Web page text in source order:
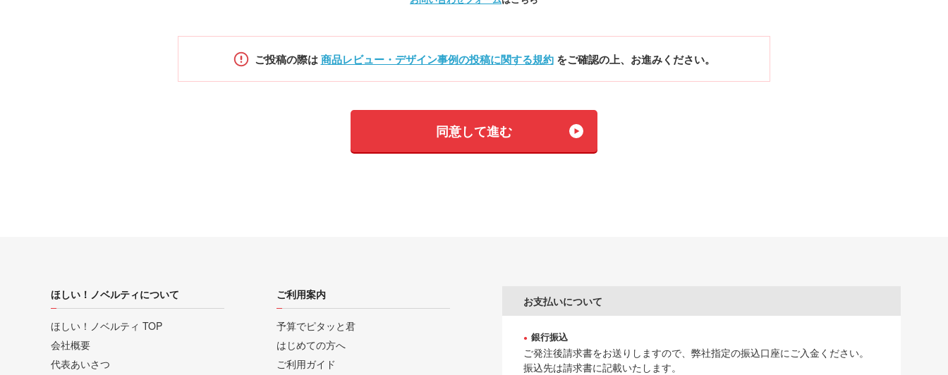
ご投稿の際は 商品レビュー・デザイン事例の投稿に関する規約 をご確認の上、お進みください。
同意して進む
ほしい！ノベルティについて
ほしい！ノベルティ TOP
会社概要
代表あいさつ
ご利用案内
予算でピタッと君
はじめての方へ
ご利用ガイド
お支払いについて
銀行振込
ご発注後請求書をお送りしますので、弊社指定の振込口座にご入金ください。
振込先は請求書に記載いたします。